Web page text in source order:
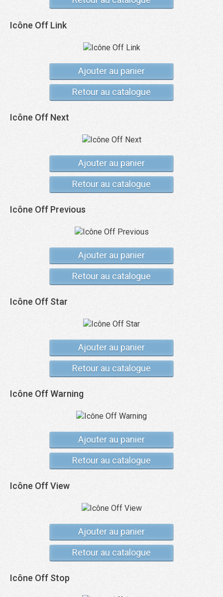
Icône Off Link
Ajouter au panier
Retour au catalogue
Icône Off Next
Ajouter au panier
Retour au catalogue
Icône Off Previous
Ajouter au panier
Retour au catalogue
Icône Off Star
Ajouter au panier
Retour au catalogue
Icône Off Warning
Ajouter au panier
Retour au catalogue
Icône Off View
Ajouter au panier
Retour au catalogue
Icône Off Stop